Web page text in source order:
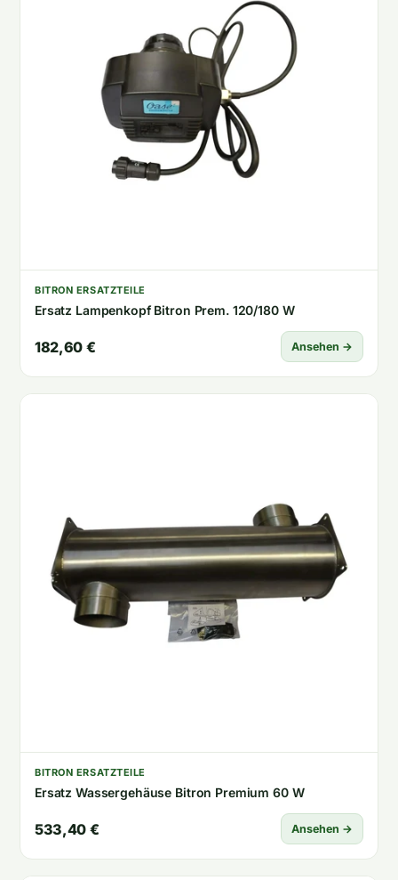
BITRON ERSATZTEILE
Ersatz Lampenkopf Bitron Prem. 120/180 W
182,60 € Ansehen →
BITRON ERSATZTEILE
Ersatz Wassergehäuse Bitron Premium 60 W
533,40 € Ansehen →